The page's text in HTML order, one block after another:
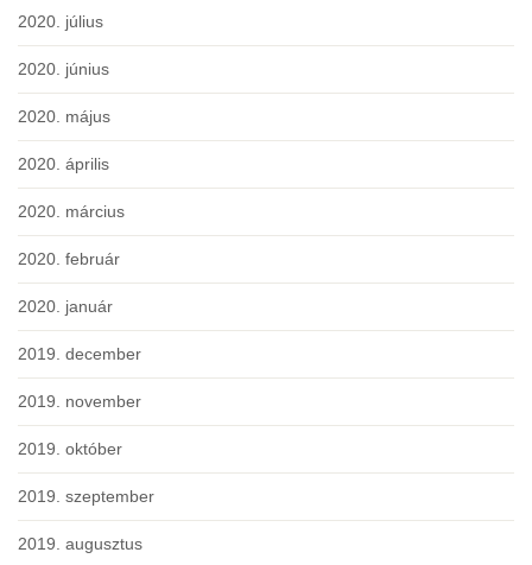
2020. július
2020. június
2020. május
2020. április
2020. március
2020. február
2020. január
2019. december
2019. november
2019. október
2019. szeptember
2019. augusztus